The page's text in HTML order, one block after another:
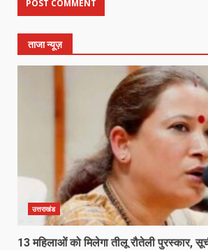
ताजा न्यूज़
उत्तराखंड
13 महिलाओं को मिलेगा तीलू रौतेली पुरस्कार,